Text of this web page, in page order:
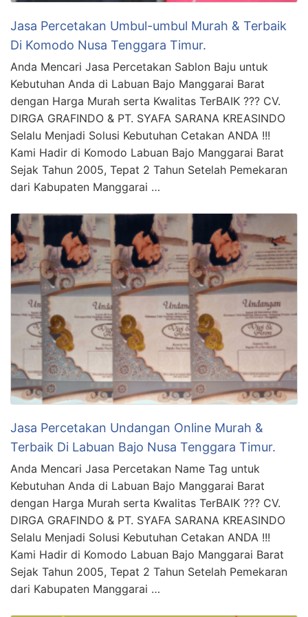
Jasa Percetakan Umbul-umbul Murah & Terbaik
Di Komodo Nusa Tenggara Timur.
Anda Mencari Jasa Percetakan Sablon Baju untuk
Kebutuhan Anda di Labuan Bajo Manggarai Barat
dengan Harga Murah serta Kwalitas TerBAIK ??? CV.
DIRGA GRAFINDO & PT. SYAFA SARANA KREASINDO
Selalu Menjadi Solusi Kebutuhan Cetakan ANDA !!!
Kami Hadir di Komodo Labuan Bajo Manggarai Barat
Sejak Tahun 2005, Tepat 2 Tahun Setelah Pemekaran
dari Kabupaten Manggarai …
Jasa Percetakan Undangan Online Murah &
Terbaik Di Labuan Bajo Nusa Tenggara Timur.
Anda Mencari Jasa Percetakan Name Tag untuk
Kebutuhan Anda di Labuan Bajo Manggarai Barat
dengan Harga Murah serta Kwalitas TerBAIK ??? CV.
DIRGA GRAFINDO & PT. SYAFA SARANA KREASINDO
Selalu Menjadi Solusi Kebutuhan Cetakan ANDA !!!
Kami Hadir di Komodo Labuan Bajo Manggarai Barat
Sejak Tahun 2005, Tepat 2 Tahun Setelah Pemekaran
dari Kabupaten Manggarai …